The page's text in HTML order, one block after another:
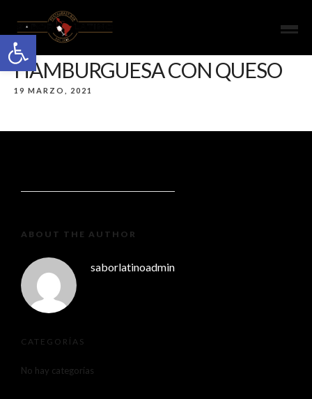
Open toolbar
HAMBURGUESA CON QUESO
19 MARZO, 2021
ABOUT THE AUTHOR
saborlatinoadmin
CATEGORÍAS
No hay categorías